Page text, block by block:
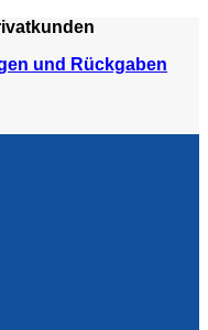
und Rückgaben